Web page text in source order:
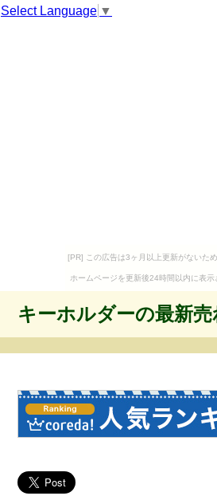
Select Language ▼
[PR] この広告は3ヶ月以上更新がないため
ホームページを更新後24時間以内に表示
キーホルダーの最新売